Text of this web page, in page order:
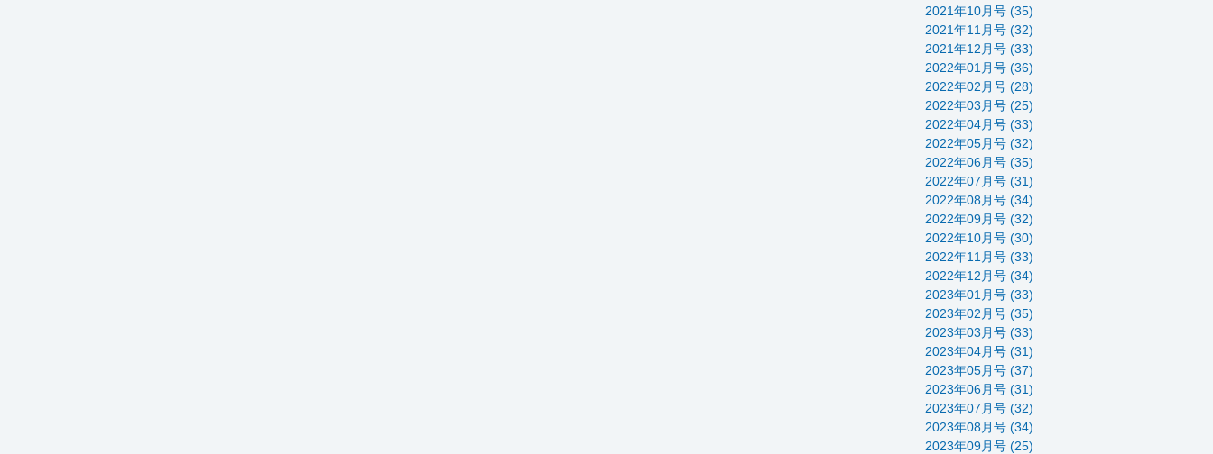
2021年10月号 (35)
2021年11月号 (32)
2021年12月号 (33)
2022年01月号 (36)
2022年02月号 (28)
2022年03月号 (25)
2022年04月号 (33)
2022年05月号 (32)
2022年06月号 (35)
2022年07月号 (31)
2022年08月号 (34)
2022年09月号 (32)
2022年10月号 (30)
2022年11月号 (33)
2022年12月号 (34)
2023年01月号 (33)
2023年02月号 (35)
2023年03月号 (33)
2023年04月号 (31)
2023年05月号 (37)
2023年06月号 (31)
2023年07月号 (32)
2023年08月号 (34)
2023年09月号 (25)